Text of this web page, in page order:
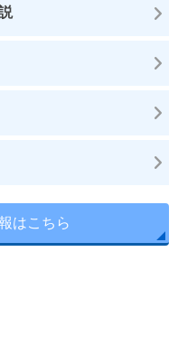
はこちら